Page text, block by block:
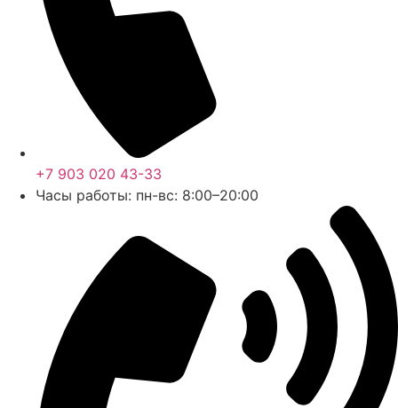
+7 903 020 43-33
Часы работы: пн-вс: 8:00–20:00